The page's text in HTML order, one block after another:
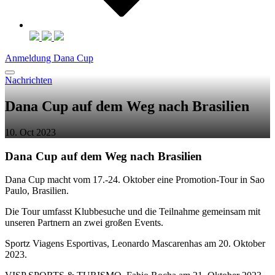
Anmeldung Dana Cup
Nachrichten
Dana Cup auf dem Weg nach Brasilien
10. Oct 2023
Dana Cup auf dem Weg nach Brasilien
Dana Cup macht vom 17.-24. Oktober eine Promotion-Tour in Sao
Paulo, Brasilien.
Die Tour umfasst Klubbesuche und die Teilnahme gemeinsam mit
unseren Partnern an zwei großen Events.
Sportz Viagens Esportivas, Leonardo Mascarenhas am 20. Oktober
2023.